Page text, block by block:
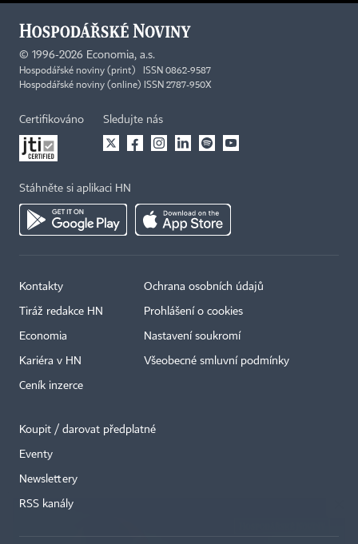
© 1996-2026 Economia, a.s.
Hospodářské noviny (print) ISSN 0862-9587
Hospodářské noviny (online) ISSN 2787-950X
Certifikováno Sledujte nás
Stáhněte si aplikaci HN
Kontakty
Tiráž redakce HN
Economia
Kariéra v HN
Ceník inzerce
Ochrana osobních údajů
Prohlášení o cookies
Nastavení soukromí
Všeobecné smluvní podmínky
Koupit / darovat předplatné
Eventy
Newslettery
RSS kanály